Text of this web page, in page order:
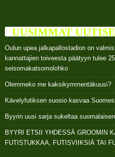
UUSIMMAT
Oulun upea jalkapallostadion on
kannattajien toiveesta päätyyn tulee
seisomakatsomolohko
Olemmeko me kaksikymmentäkuusi?
Kävelyfutiksen suosio kasvaa
Byyrin uusi sarja sukeltaa
BYYRI ETSII YHDESSÄ GROOMIN
FUTISTUKKAA, FUTISVIIKSIÄ TAI